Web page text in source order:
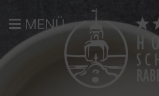
MENÜ